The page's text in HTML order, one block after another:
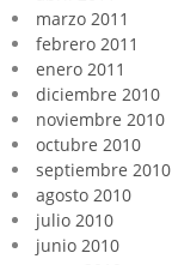
marzo 2011
febrero 2011
enero 2011
diciembre 2010
noviembre 2010
octubre 2010
septiembre 2010
agosto 2010
julio 2010
junio 2010